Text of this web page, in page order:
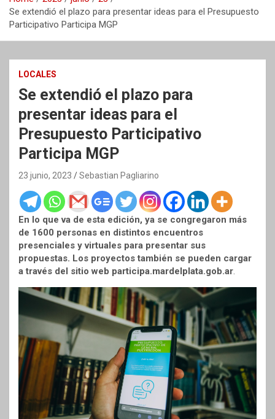
Se extendió el plazo para presentar ideas para el Presupuesto
Participativo Participa MGP
LOCALES
Se extendió el plazo para
presentar ideas para el
Presupuesto Participativo
Participa MGP
23 junio, 2023 Sebastian Pagliarino
En lo que va de esta edición, ya se congregaron más
de 1600 personas en distintos encuentros
presenciales y virtuales para presentar sus
propuestas. Los proyectos también se pueden cargar
a través del sitio web participa.mardelplata.gob.ar.